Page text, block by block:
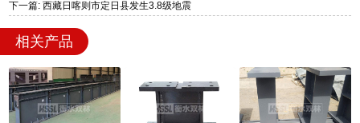
下一篇: 西藏日喀则市定日县发生3.8级地震
相关产品